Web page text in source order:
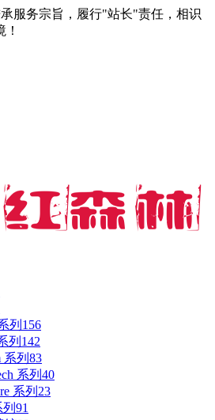
服务宗旨，履行"站长"责任，相识
列 156
列 142
系列 83
系列 40
系列 23
91